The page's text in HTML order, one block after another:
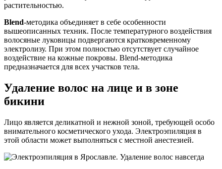
растительностью.
Blend-методика объединяет в себе особенности
вышеописанных техник. После температурного воздействия
волосяные луковицы подвергаются кратковременному
электролизу. При этом полностью отсутствует случайное
воздействие на кожные покровы. Blend-методика
предназначается для всех участков тела.
Удаление волос на лице и в зоне
бикини
Лицо является деликатной и нежной зоной, требующей особо
внимательного косметического ухода. Электроэпиляция в
этой области может выполняться с местной анестезией.